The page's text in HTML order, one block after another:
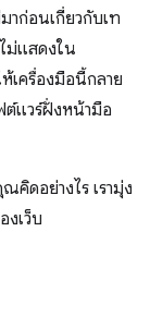
าก่อนเกี่ยวกับเท
ม่แสดงใน
ห้เครื่องมือนี้กลาย
แวร์ฝั่งหน้ามือ
คิดอย่างไร เรามุ่ง
เว็บ